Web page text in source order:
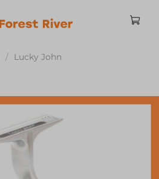
Lucky John